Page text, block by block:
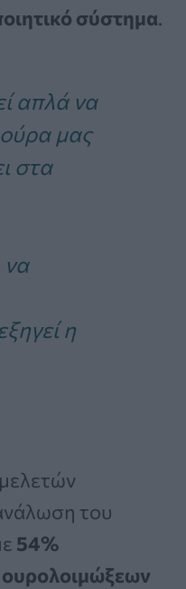
σύστημα.
απλά να
μας
στα
να
η
του
54%